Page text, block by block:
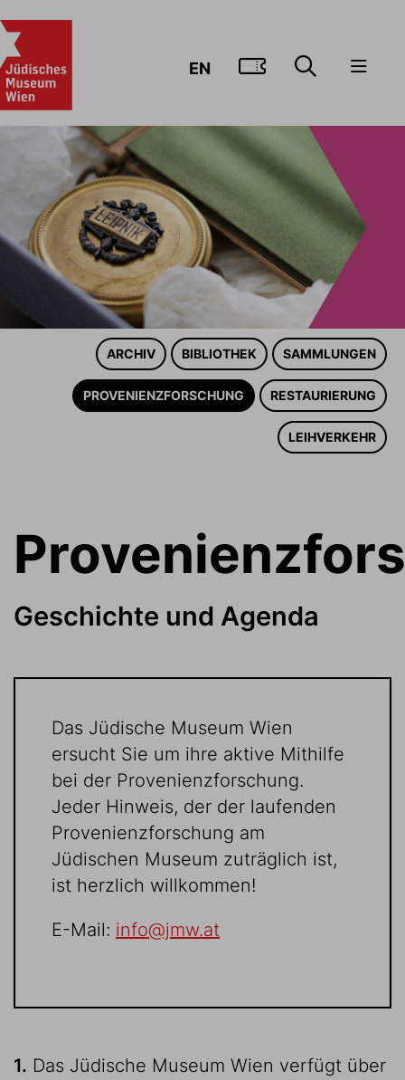
EN ZUM
ARCHIV BIBLIOTHEK SAMMLUNGEN
PROVENIENZFORSCHUNG RESTAURIERUNG
LEIHVERKEHR
Geschichte und Agenda
Das Jüdische Museum Wien
ersucht Sie um ihre aktive Mithilfe
bei der Provenienzforschung.
Jeder Hinweis, der der laufenden
Provenienzforschung am
Jüdischen Museum zuträglich ist,
ist herzlich willkommen!
E-Mail: info@jmw.at
1. Das Jüdische Museum Wien verfügt über